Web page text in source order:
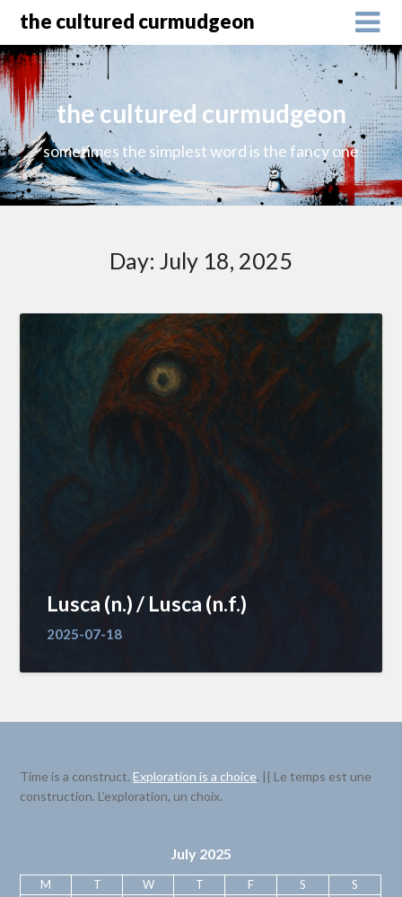
the cultured curmudgeon
the cultured curmudgeon
sometimes the simplest word is the fancy one
Day: July 18, 2025
Lusca (n.) / Lusca (n.f.)
2025-07-18
Time is a construct.Exploration is a choice. || Le temps est une
construction. L’exploration, un choix.
July 2025
M T W T F S
S